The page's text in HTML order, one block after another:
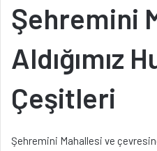
Şehremini
Aldığımız
Çeşitleri
Şehremini Mahallesi ve